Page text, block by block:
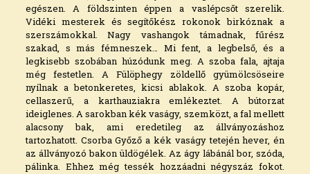
egészen. A földszinten éppen a vaslépcsőt szerelik.
Vidéki mesterek és segítőkész rokonok birkóznak a
szerszámokkal. Nagy vashangok támadnak, fűrész
szakad, s más fémneszek… Mi fent, a legbelső, és a
legkisebb szobában húzódunk meg. A szoba fala, ajtaja
még festetlen. A Fülöphegy zöldellő gyümölcsöseire
nyílnak a betonkeretes, kicsi ablakok. A szoba kopár,
cellaszerű, a karthauziakra emlékeztet. A bútorzat
ideiglenes. A sarokban kék vaságy, szemközt, a fal mellett
alacsony bak, ami eredetileg az állványozáshoz
tartozhatott. Csorba Győző a kék vaságy tetején hever, én
az állványozó bakon üldögélek. Az ágy lábánál bor, szóda,
pálinka. Ehhez még tessék hozzáadni négyszáz fokot.